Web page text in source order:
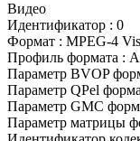
Видео
Идентификатор : 0
Формат : MPEG-4
Профиль формата :
Параметр BVOP
Параметр QPel
Параметр GMC
Параметр матрицы